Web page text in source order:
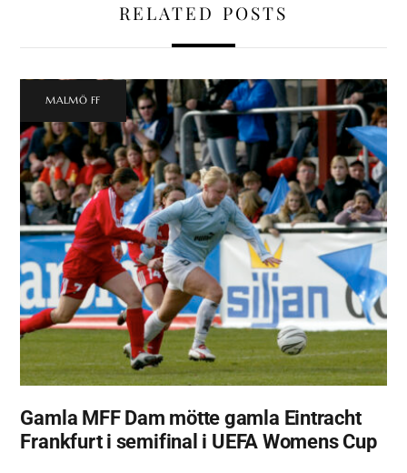
RELATED POSTS
MALMÖ FF
Gamla MFF Dam mötte gamla Eintracht
Frankfurt i semifinal i UEFA Womens Cup